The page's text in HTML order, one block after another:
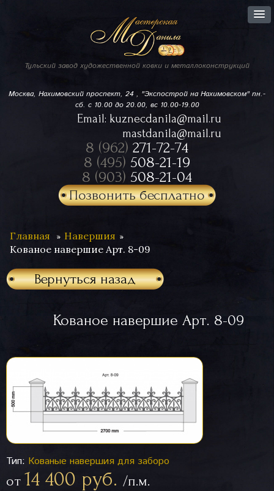
Тульский завод художественной ковки и металлоконструкций
Москва, Нахимовский проспект, 24 , "Экспострой на Нахимовском"пн.-
сб. с 10.00 до 20.00, вс 10.00-19.00
Email: kuznecdanila@mail.ru
mastdanila@mail.ru
8 (962) 271-72-74
8 (495) 508-21-19
8 (903) 508-21-04
Позвонить бесплатно
Главная
Навершия
Кованое навершие Арт. 8-09
Вернуться назад
Кованое навершие Арт. 8-09
Тип: Кованые навершия для заборо
от 14 400 руб. /п.м.